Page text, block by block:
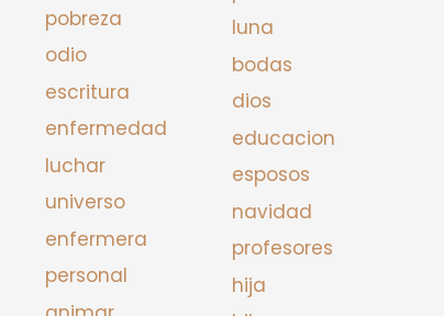
pobreza
odio
escritura
enfermedad
luchar
universo
enfermera
personal
luna
bodas
dios
educacion
esposos
navidad
profesores
hija